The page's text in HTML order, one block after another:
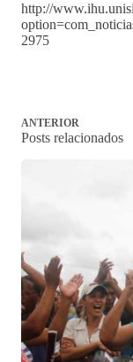
http://
2975
ANTERIOR
Posts relacionados